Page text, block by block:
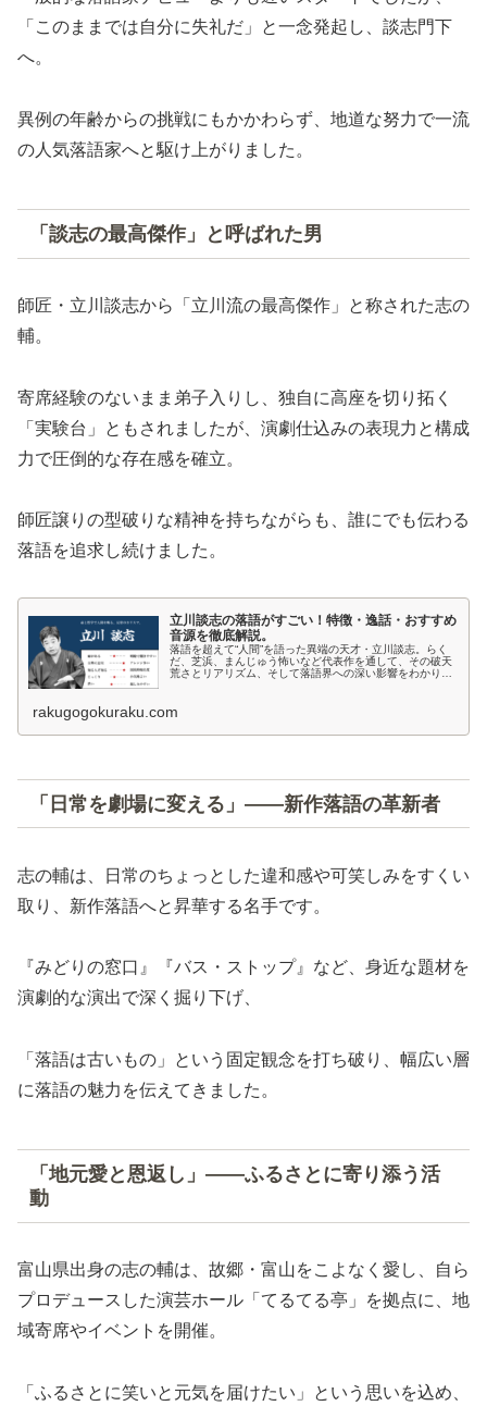
「このままでは自分に失礼だ」と一念発起し、談志門下
へ。
異例の年齢からの挑戦にもかかわらず、地道な努力で一流
の人気落語家へと駆け上がりました。
「談志の最高傑作」と呼ばれた男
師匠・立川談志から「立川流の最高傑作」と称された志の
輔。
寄席経験のないまま弟子入りし、独自に高座を切り拓く
「実験台」ともされましたが、演劇仕込みの表現力と構成
力で圧倒的な存在感を確立。
師匠譲りの型破りな精神を持ちながらも、誰にでも伝わる
落語を追求し続けました。
立川談志の落語がすごい！特徴・逸話・おすすめ
音源を徹底解説。
落語を超えて“人間”を語った異端の天才・立川談志。らく
だ、芝浜、まんじゅう怖いなど代表作を通して、その破天
荒さとリアリズム、そして落語界への深い影響をわかりや
rakugogokuraku.com
「日常を劇場に変える」――新作落語の革新者
志の輔は、日常のちょっとした違和感や可笑しみをすくい
取り、新作落語へと昇華する名手です。
『みどりの窓口』『バス・ストップ』など、身近な題材を
演劇的な演出で深く掘り下げ、
「落語は古いもの」という固定観念を打ち破り、幅広い層
に落語の魅力を伝えてきました。
「地元愛と恩返し」――ふるさとに寄り添う活
動
富山県出身の志の輔は、故郷・富山をこよなく愛し、自ら
プロデュースした演芸ホール「てるてる亭」を拠点に、地
域寄席やイベントを開催。
「ふるさとに笑いと元気を届けたい」という思いを込め、